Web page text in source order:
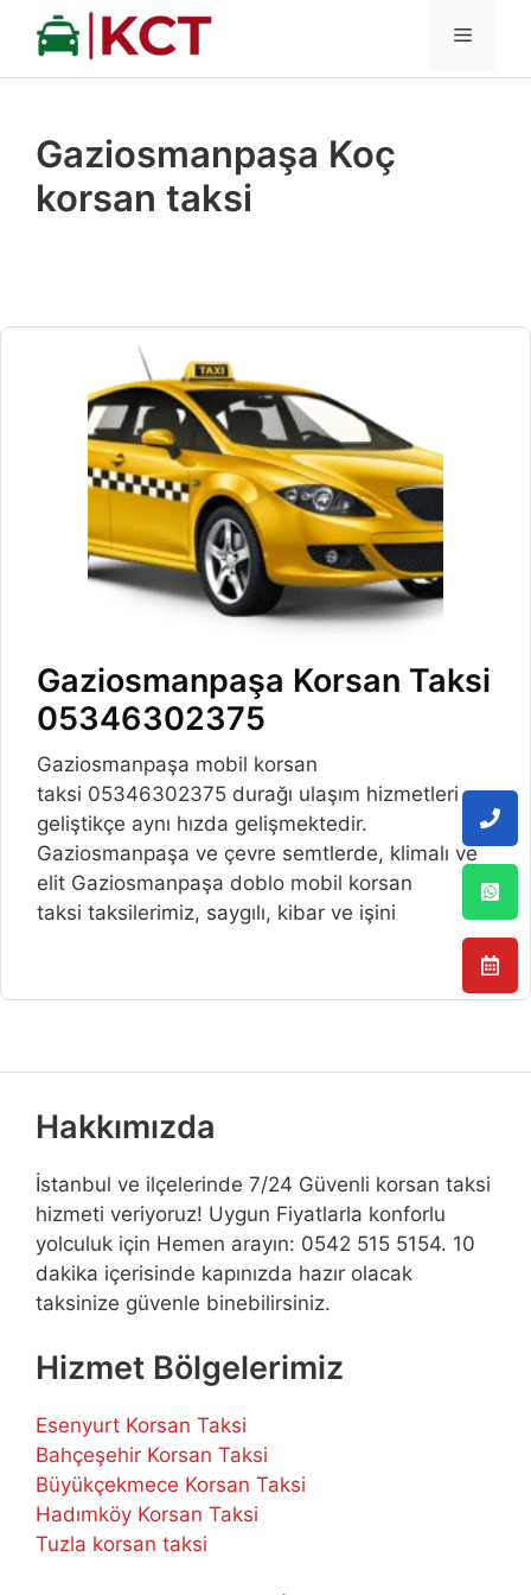
İçeriğe
MENÜ
Gaziosmanpaşa Koç
korsan taksi
Gaziosmanpaşa Korsan Taksi
05346302375
Gaziosmanpaşa mobil korsan
taksi 05346302375 durağı ulaşım hizmetleri
geliştikçe aynı hızda gelişmektedir.
Gaziosmanpaşa ve çevre semtlerde, klimalı ve
elit Gaziosmanpaşa doblo mobil korsan
taksi taksilerimiz, saygılı, kibar ve işini
Hakkımızda
İstanbul ve ilçelerinde 7/24 Güvenli korsan taksi
hizmeti veriyoruz! Uygun Fiyatlarla konforlu
yolculuk için Hemen arayın: 0542 515 5154. 10
dakika içerisinde kapınızda hazır olacak
taksinize güvenle binebilirsiniz.
Hizmet Bölgelerimiz
Esenyurt Korsan Taksi
Bahçeşehir Korsan Taksi
Büyükçekmece Korsan Taksi
Hadımköy Korsan Taksi
Tuzla korsan taksi